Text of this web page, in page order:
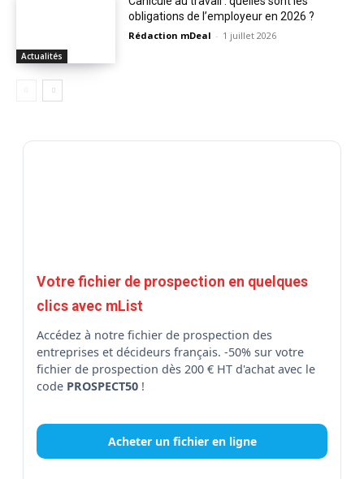
Actualités
obligations de l’employeur en 2026 ?
Rédaction mDeal - 1 juillet 2026
Votre fichier de prospection en quelques
clics avec mList
Accédez à notre fichier de prospection des
entreprises et décideurs français. -50% sur votre
fichier de prospection dès 200 € HT d'achat avec le
code PROSPECT50 !
Acheter un fichier en ligne